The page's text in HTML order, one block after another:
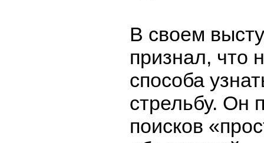
В своем
признал, что
способа
стрельбу. Он
поисков